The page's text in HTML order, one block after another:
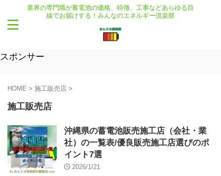
業界の専門職が蓄電池の価格、特徴、工事などあらゆる目
線でお届けする！みんなのエネルギー倶楽部
スポンサー
HOME > 施工販売店 >
施工販売店
沖縄県の蓄電池販売施工店（会社・業
社）の一覧表/優良販売施工店選びのポ
イント7選
2026/1/21